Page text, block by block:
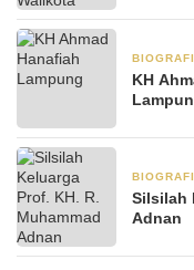
KH
Silsilah
Adnan